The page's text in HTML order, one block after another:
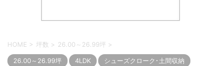
HOME > 坪数 > 26.00～26.99坪 >
26.00～26.99坪 4LDK
シューズクローク･土間収納